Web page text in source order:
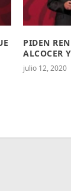
PIDEN
ALCOCER
julio 12, 2020